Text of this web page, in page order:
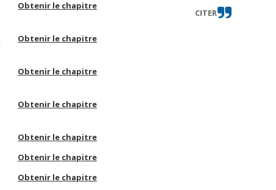
Obtenir le chapitre
Obtenir le chapitre
Obtenir le chapitre
Obtenir le chapitre
Obtenir le chapitre
Obtenir le chapitre
Obtenir le chapitre
CITER